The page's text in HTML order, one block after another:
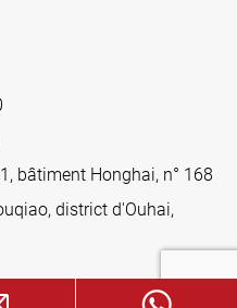
bâtiment Honghai, n° 168
district d'Ouhai,